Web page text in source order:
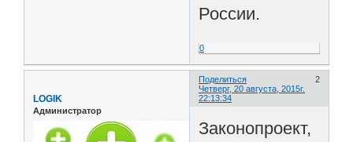
России.
0
Поделиться
2
Четверг, 20 августа, 2015г.
22:13:34
LOGIK
Администратор
Законопроект,